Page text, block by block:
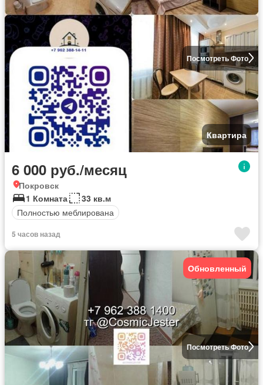
Посмотреть Фото
Квартира
6 000 руб./месяц
Покровск
1 Комната
33 кв.м
Полностью меблирована
5 часов назад
Посмотреть Фото
Обновленный